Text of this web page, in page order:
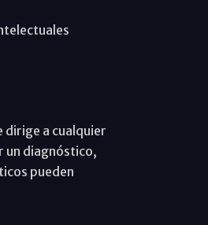
dirige a cualquier
un diagnóstico,
pueden